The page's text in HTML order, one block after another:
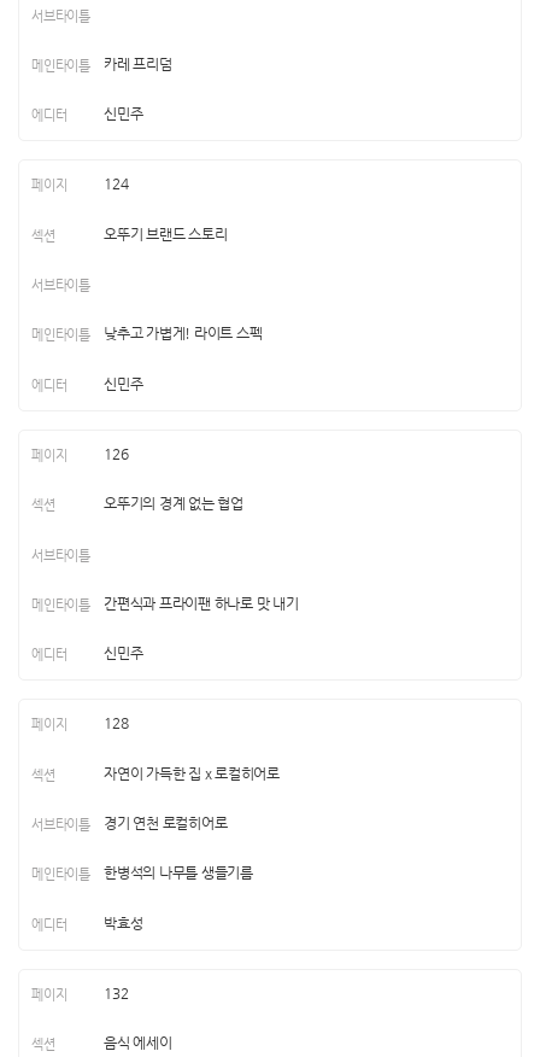
카레 프리덤
신민주
124
오뚜기 브랜드 스토리
낮추고 가볍게! 라이트 스펙
신민주
126
오뚜기의 경계 없는 협업
간편식과 프라이팬 하나로 맛 내기
신민주
128
자연이 가득한 집 x 로컬히어로
경기 연천 로컬히어로
한병석의 나무틀 생들기름
박효성
132
음식 에세이